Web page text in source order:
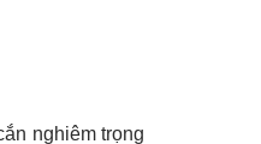
nghiêm trọng